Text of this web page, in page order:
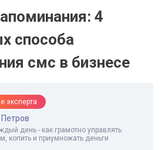
4
способа
смс в бизнесе
эксперта
день - как грамотно управлять
копить и приумножать деньги